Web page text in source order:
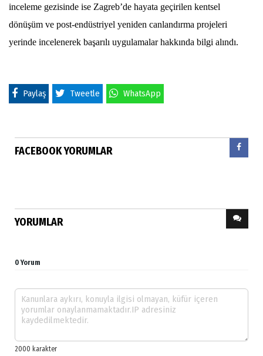
inceleme gezisinde ise Zagreb’de hayata geçirilen kentsel
dönüşüm ve post-endüstriyel yeniden canlandırma projeleri
yerinde incelenerek başarılı uygulamalar hakkında bilgi alındı.
Paylaş Tweetle WhatsApp
FACEBOOK YORUMLAR
YORUMLAR
0 Yorum